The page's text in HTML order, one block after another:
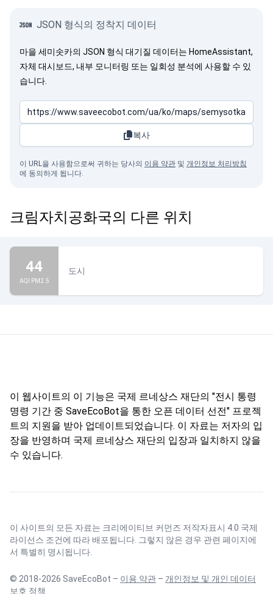
JSON 형식의 정착지 데이터
마을 세미솟카의 JSON 형식 대기질 데이터는 HomeAssistant,
자체 대시보드, 내부 모니터링 또는 일회성 분석에 사용할 수 있
습니다.
복사
이 URL을 사용함으로써 귀하는 당사의 이용 약관 및 개인정보 처리방침
에 동의하게 됩니다.
크림자치공화국의 다른 위치
44
AQI PM2.5
도시
이 웹사이트의 이 기능은 국제 르네상스 재단의 "전시 통령
명령 기간 중 SaveEcoBot을 통한 오픈 데이터 선전" 프로젝
트의 지원을 받아 업데이트되었습니다. 이 자료는 저자의 입
장을 반영하며 국제 르네상스 재단의 입장과 일치하지 않을
수 있습니다.
이 사이트의 모든 자료는 크리에이티브 커먼즈 저작자표시 4.0 국제
라이선스 조건에 따라 배포됩니다. 그렇지 않은 경우 관련 페이지에
서 특별히 명시됩니다.
© 2018-2026 SaveEcoBot – 이용 약관 – 개인정보 및 개인 데이터
보호 정책